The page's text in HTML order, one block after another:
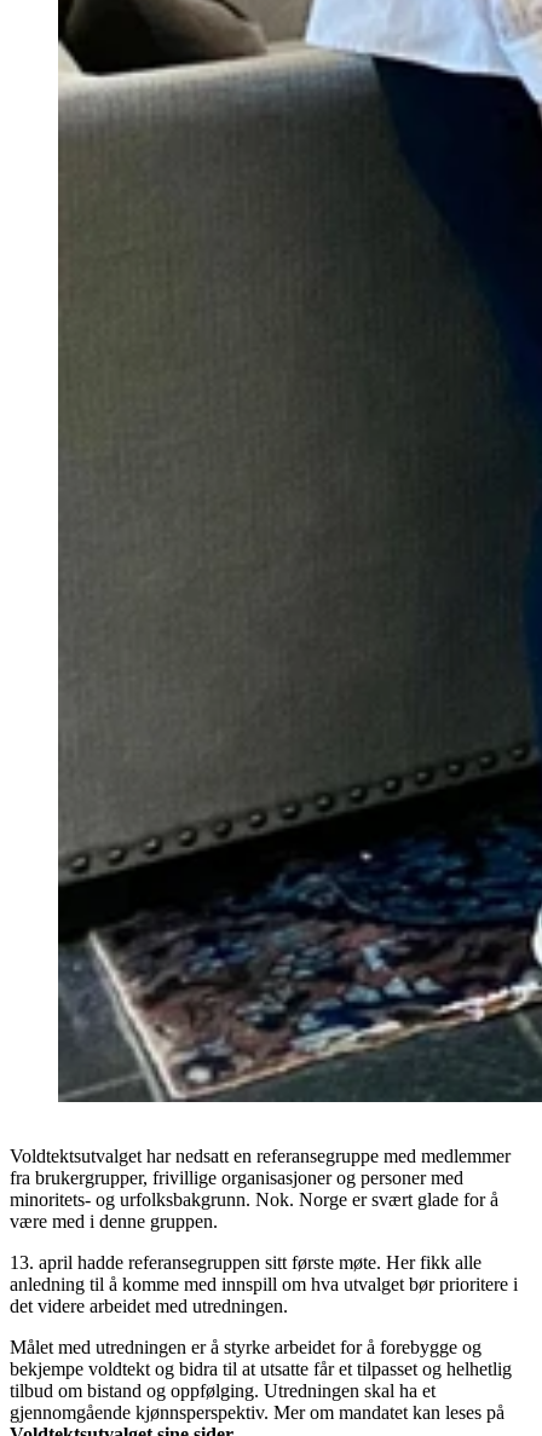
Voldtektsutvalget har nedsatt en referansegruppe med medlemmer
fra brukergrupper, frivillige organisasjoner og personer med
minoritets- og urfolksbakgrunn. Nok. Norge er svært glade for å
være med i denne gruppen.
13. april hadde referansegruppen sitt første møte. Her fikk alle
anledning til å komme med innspill om hva utvalget bør prioritere i
det videre arbeidet med utredningen.
Målet med utredningen er å styrke arbeidet for å forebygge og
bekjempe voldtekt og bidra til at utsatte får et tilpasset og helhetlig
tilbud om bistand og oppfølging. Utredningen skal ha et
gjennomgående kjønnsperspektiv. Mer om mandatet kan leses på